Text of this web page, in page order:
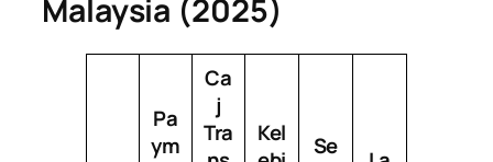
Malaysia (2025)
Pa
ym
Ca
j
Tra
Kel
Se